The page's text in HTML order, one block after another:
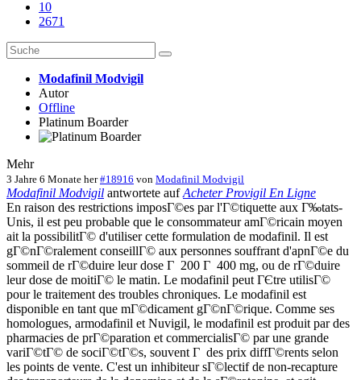
10
2671
Modafinil Modvigil
Autor
Offline
Platinum Boarder
Mehr
3 Jahre 6 Monate her #18916 von Modafinil Modvigil
Modafinil Modvigil antwortete aufAcheter Provigil En Ligne
En raison des restrictions imposГ©es par l'Г©tiquette aux Г‰tats-
Unis, il est peu probable que le consommateur amГ©ricain moyen
ait la possibilitГ© d'utiliser cette formulation de modafinil. Il est
gГ©nГ©ralement conseillГ© aux personnes souffrant d'apnГ©e du
sommeil de rГ©duire leur dose Г 200 Г 400 mg, ou de rГ©duire
leur dose de moitiГ© le matin. Le modafinil peut ГЄtre utilisГ©
pour le traitement des troubles chroniques. Le modafinil est
disponible en tant que mГ©dicament gГ©nГ©rique. Comme ses
homologues, armodafinil et Nuvigil, le modafinil est produit par des
pharmacies de prГ©paration et commercialisГ© par une grande
variГ©tГ© de sociГ©tГ©s, souvent Г des prix diffГ©rents selon
les points de vente. C'est un inhibiteur sГ©lectif de non-recapture